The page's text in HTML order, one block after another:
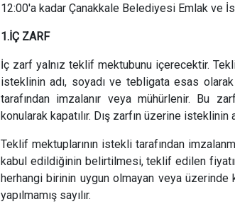
12:00'a kadar Çanakkale Belediyesi Emlak ve
1.İÇ ZARF
İç zarf yalnız teklif mektubunu içerecektir.
isteklinin adı, soyadı ve tebligata esas
tarafından imzalanır veya mühürlenir. Bu
konularak kapatılır. Dış zarfın üzerine
Teklif mektuplarının istekli tarafından
kabul edildiğinin belirtilmesi, teklif edilen
herhangi birinin uygun olmayan veya
yapılmamış sayılır.